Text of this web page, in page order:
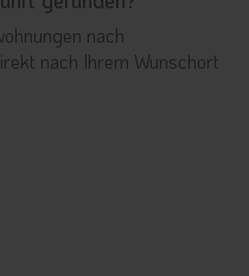
nach
nach Ihrem Wunschort